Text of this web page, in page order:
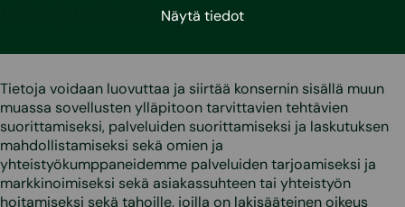
Näytä tiedot
Tietoja voidaan luovuttaa ja siirtää konsernin sisällä muun
muassa sovellusten ylläpitoon tarvittavien tehtävien
suorittamiseksi, palveluiden suorittamiseksi ja laskutuksen
mahdollistamiseksi sekä omien ja
yhteistyökumppaneidemme palveluiden tarjoamiseksi ja
markkinoimiseksi sekä asiakassuhteen tai yhteistyön
hoitamiseksi sekä tahoille, joilla on lakisääteinen oikeus